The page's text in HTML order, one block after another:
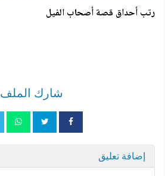
رتب أحداق قصة أصحاب الفيل
شارك الملف
إضافة تعليق